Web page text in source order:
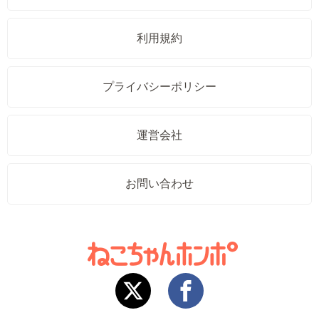
利用規約
プライバシーポリシー
運営会社
お問い合わせ